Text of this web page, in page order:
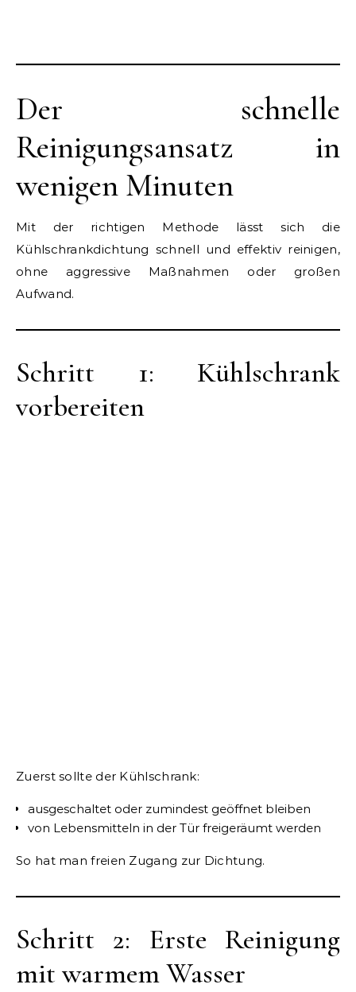
Der schnelle
Reinigungsansatz in
wenigen Minuten
Mit der richtigen Methode lässt sich die
Kühlschrankdichtung schnell und effektiv reinigen,
ohne aggressive Maßnahmen oder großen
Aufwand.
Schritt 1: Kühlschrank
vorbereiten
Zuerst sollte der Kühlschrank:
ausgeschaltet oder zumindest geöffnet bleiben
von Lebensmitteln in der Tür freigeräumt werden
So hat man freien Zugang zur Dichtung.
Schritt 2: Erste Reinigung
mit warmem Wasser